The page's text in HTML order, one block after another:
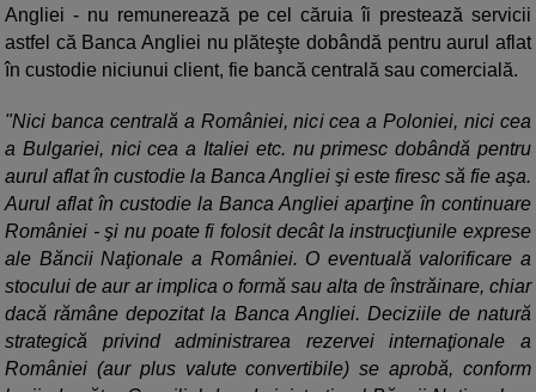
Angliei - nu remunerează pe cel căruia îi prestează servicii
astfel că Banca Angliei nu plăteşte dobândă pentru aurul aflat
în custodie niciunui client, fie bancă centrală sau comercială.
"Nici banca centrală a României, nici cea a Poloniei, nici cea
a Bulgariei, nici cea a Italiei etc. nu primesc dobândă pentru
aurul aflat în custodie la Banca Angliei şi este firesc să fie aşa.
Aurul aflat în custodie la Banca Angliei aparţine în continuare
României - şi nu poate fi folosit decât la instrucţiunile exprese
ale Băncii Naţionale a României. O eventuală valorificare a
stocului de aur ar implica o formă sau alta de înstrăinare, chiar
dacă rămâne depozitat la Banca Angliei. Deciziile de natură
strategică privind administrarea rezervei internaţionale a
României (aur plus valute convertibile) se aprobă, conform